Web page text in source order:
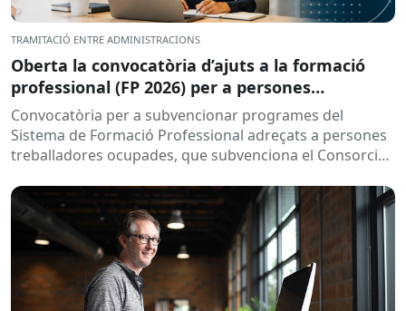
TRAMITACIÓ ENTRE ADMINISTRACIONS
Oberta la convocatòria d’ajuts a la formació
professional (FP 2026) per a persones
treballadores ocupades
Convocatòria per a subvencionar programes del
Sistema de Formació Professional adreçats a persones
treballadores ocupades, que subvenciona el Consorci